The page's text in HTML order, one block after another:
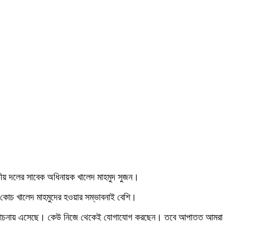
দলের সাবেক অধিনায়ক খালেদ মাহমুদ সুজন।
খালেদ মাহমুদের হওয়ার সম্ভাবনাই বেশি।
এসেছে। কেউ নিজে থেকেই যোগাযোগ করছেন। তবে আপাতত আমরা